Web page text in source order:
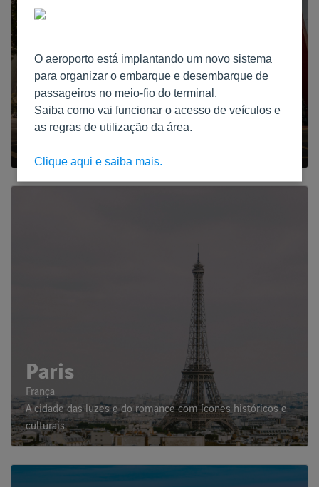
São Paulo
São Paulo
Paris
França
A cidade das luzes e do romance com ícones históricos e
culturais.
O aeroporto está implantando um novo sistema
para organizar o embarque e desembarque de
passageiros no meio-fio do terminal.
Saiba como vai funcionar o acesso de veículos e
as regras de utilização da área.
Clique aqui e saiba mais.